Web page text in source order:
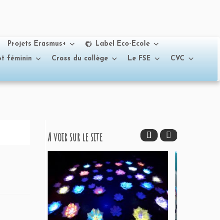
Projets Erasmus+
Label Eco-Ecole
féminin Cross du collège Le FSE
CVC
A voir sur le site